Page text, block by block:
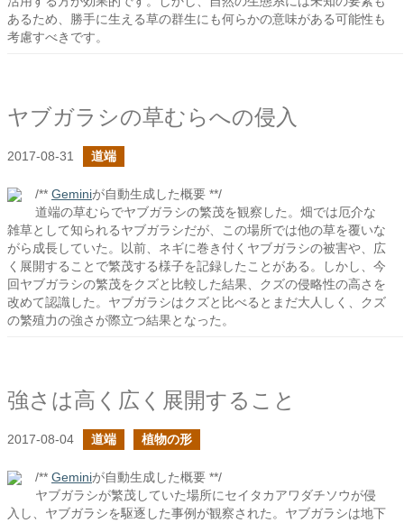
あるため、勝手に生える草の群生にも何らかの意味がある可能性も
考慮すべきです。
ヤブガラシの草むらへの侵入
2017-08-31 道端
/** Geminiが自動生成した概要 **/
道端の草むらでヤブガラシの繁茂を観察した。畑では厄介な
雑草として知られるヤブガラシだが、この場所では他の草を覆いな
がら成長していた。以前、ネギに巻き付くヤブガラシの被害や、広
く展開することで繁茂する様子を記録したことがある。しかし、今
回ヤブガラシの繁茂をクズと比較した結果、クズの侵略性の高さを
改めて認識した。ヤブガラシはクズと比べるとまだ大人しく、クズ
の繁殖力の強さが際立つ結果となった。
強さは高く広く展開すること
2017-08-04 道端 植物の形
/** Geminiが自動生成した概要 **/
ヤブガラシが繁茂していた場所にセイタカアワダチソウが侵
入し、ヤブガラシを駆逐した事例が観察された。ヤブガラシは地下